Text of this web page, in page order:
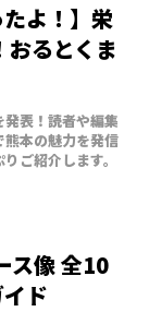
たよ！】栄
るとくま
表！読者や編集
本の魅力を発信
ご紹介します。
ス像 全10
ド